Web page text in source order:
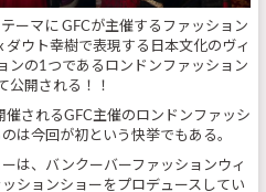
ーマに GFCが主催するファッション
ダウト幸樹で表現する日本文化のヴィ
ンの1つであるロンドンファッション
公開される！！
されるGFC主催のロンドンファッシ
は今回が初という快挙でもある。
は、バンクーバーファッションウィ
ションショーをプロデュースしてい